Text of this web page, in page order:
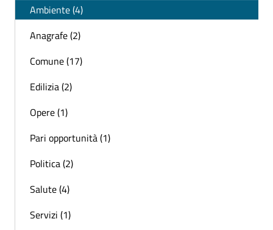
Ambiente (4)
Anagrafe (2)
Comune (17)
Edilizia (2)
Opere (1)
Pari opportunità (1)
Politica (2)
Salute (4)
Servizi (1)